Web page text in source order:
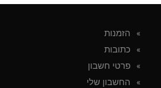
הזמנות
כתובות
פרטי חשבון
החשבון שלי